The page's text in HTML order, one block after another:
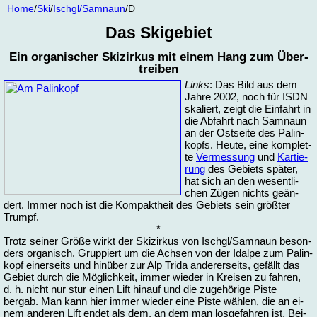
Home/Ski/ Isch­gl/Samnaun/D
Das Ski­ge­biet
Ein or­ga­ni­scher Skizir­kus mit ei­nem Hang zum Über­
trei­ben
Links: Das Bild aus dem
Jah­re 2002, noch für ISDN
ska­liert, zeigt die Ein­fahrt in
die Ab­fahrt nach Samnaun
an der Ost­sei­te des Pa­lin­
kopfs. Heu­te, ei­ne kom­plet­
te Ver­mes­sung und Kar­tie­
rung des Ge­biets spä­ter,
hat sich an den we­sent­li­
chen Zü­gen nichts ge­än­
dert. Im­mer noch ist die Kom­pakt­heit des Ge­biets sein größ­ter
Trumpf.
*
Trotz sei­ner Grö­ße wirkt der Skizir­kus von Isch­gl/Samnaun be­son­
ders or­ga­nisch. Grup­piert um die Ach­sen von der Idal­pe zum Pa­lin­
kopf ei­ner­seits und hin­über zur Alp Tri­da an­de­rer­seits, ge­fällt das
Ge­biet durch die Mög­lich­keit, im­mer wie­der in Krei­sen zu fah­ren,
d. h. nicht nur stur einen Lift hin­auf und die zu­ge­hö­ri­ge Pis­te
bergab. Man kann hier im­mer wie­der ei­ne Pis­te wäh­len, die an ei­
nem an­de­ren Lift en­det als dem, an dem man los­ge­fah­ren ist. Bei­